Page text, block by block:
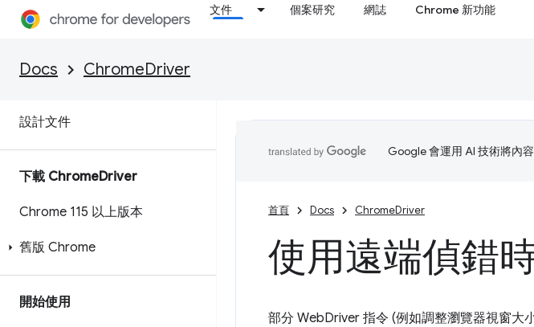
文件 個案研究 網誌 Chrome 新功能
Docs ChromeDriver
功能與 ChromeOptions
設計文件
下載 ChromeDriver
Chrome 115 以上版本
舊版 Chrome
開始使用
Google 會運用 AI 技術將內
首頁 Docs ChromeDriver
使用遠端偵錯
部分 WebDriver 指令 (例如調整瀏覽器視窗大